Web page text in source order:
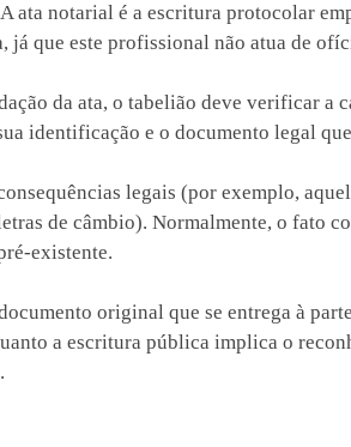
ata notarial é a escritura protocolar
já que este profissional não atua de
da ata, o tabelião deve verificar a
identificação e o documento legal
legais (por exemplo,
de câmbio). Normalmente, o fato
existente.
original que se entrega à
a escritura pública implica o